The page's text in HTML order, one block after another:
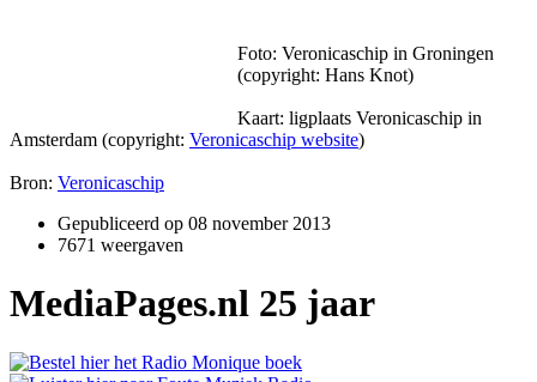
Foto: Veronicaschip in Groningen
(copyright: Hans Knot)
Kaart: ligplaats Veronicaschip in
Amsterdam (copyright: Veronicaschip website)
Bron: Veronicaschip
Gepubliceerd op 08 november 2013
7671 weergaven
MediaPages.nl 25 jaar